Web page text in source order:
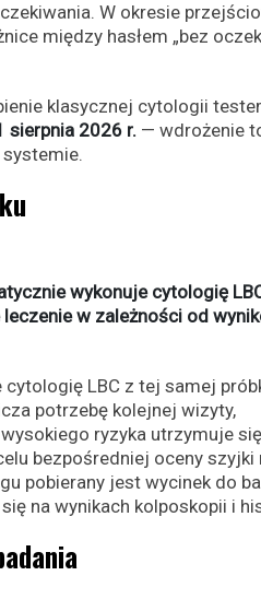
W okresie
między hasłem „bez
klasycznej cytologii
sierpnia 2026 r. — wdrożenie
wykonuje cytologię
w zależności od
LBC z tej samej
potrzebę kolejnej wizyty,
ryzyka utrzymuje
bezpośredniej oceny szyjki
pobierany jest wycinek do
na wynikach kolposkopii i